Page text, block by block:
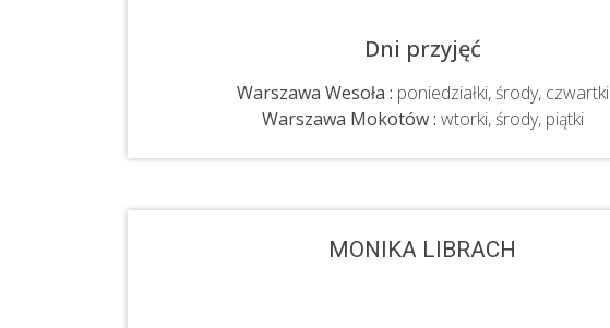
Dni przyjęć
Warszawa Wesoła : poniedziałki, środy, czwartki
Warszawa Mokotów : wtorki, środy, piątki
MONIKA LIBRACH